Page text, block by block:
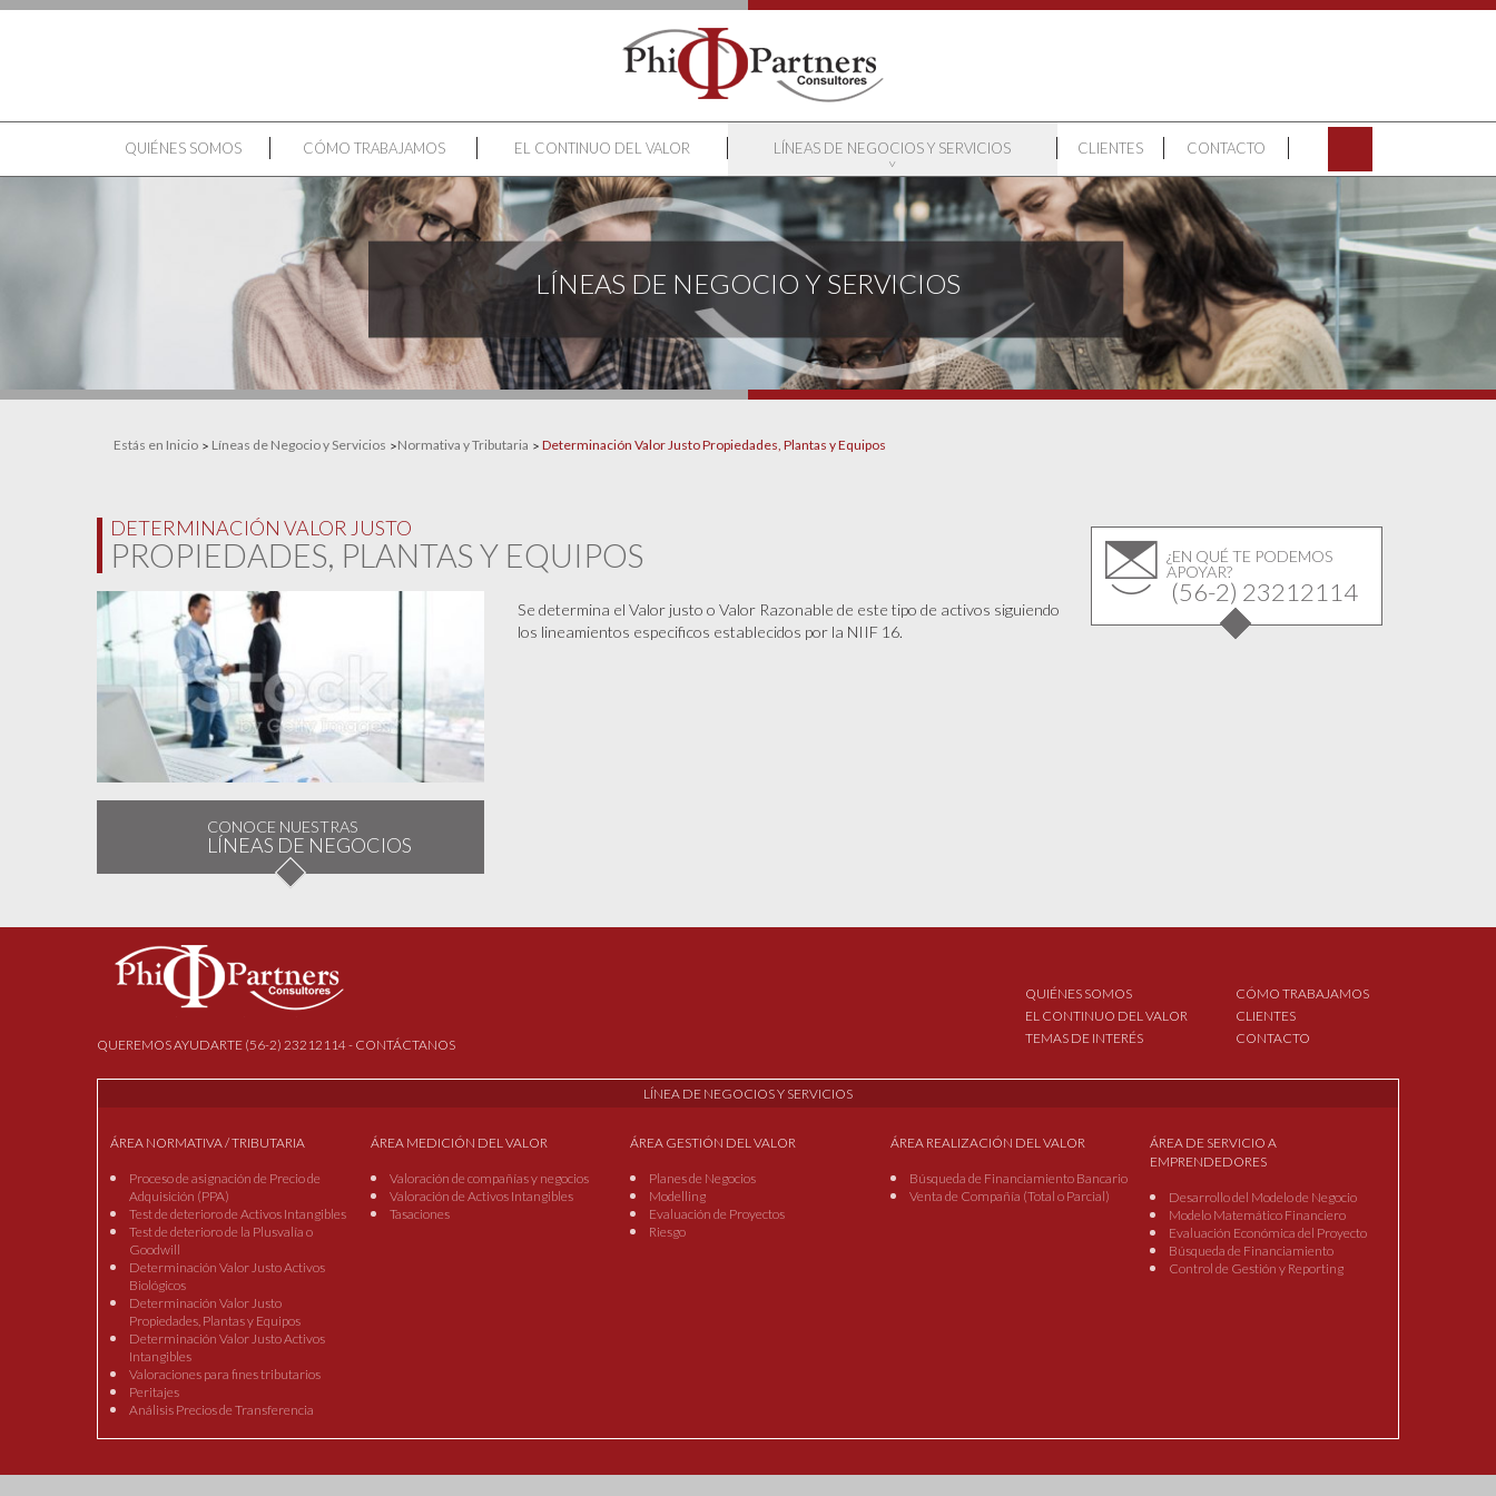
QUIÉNES SOMOS CÓMO TRABAJAMOS EL CONTINUO DEL VALOR LÍNEAS DE NEGOCIOS Y SERVICIOS CLIENTES CONTACTO
LÍNEAS DE NEGOCIO Y SERVICIOS
Estás en Inicio Líneas de Negocio y Servicios Normativa y Tributaria Determinación Valor Justo Propiedades, Plantas y Equipos
DETERMINACIÓN VALOR JUSTO
PROPIEDADES, PLANTAS Y EQUIPOS
CONOCE NUESTRAS
LÍNEAS DE NEGOCIOS
Se determina el Valor justo o Valor Razonable de este tipo de activos siguiendo
los lineamientos especificos establecidos por la NIIF 16.
¿EN QUÉ TE PODEMOS
APOYAR?
(56-2) 23212114
QUEREMOS AYUDARTE (56-2) 23212114 - CONTÁCTANOS
QUIÉNES SOMOS
CÓMO TRABAJAMOS
EL CONTINUO DEL VALOR
CLIENTES
TEMAS DE INTERÉS
CONTACTO
LÍNEA DE NEGOCIOS Y SERVICIOS
ÁREA NORMATIVA / TRIBUTARIA
Proceso de asignación de Precio de
Adquisición (PPA)
Test de deterioro de Activos Intangibles
Test de deterioro de la Plusvalía o
Goodwill
Determinación Valor Justo Activos
Biológicos
Determinación Valor Justo
Propiedades, Plantas y Equipos
Determinación Valor Justo Activos
Intangibles
Valoraciones para fines tributarios
Peritajes
Análisis Precios de Transferencia
ÁREA MEDICIÓN DEL VALOR
Valoración de compañías y negocios
Valoración de Activos Intangibles
Tasaciones
ÁREA GESTIÓN DEL VALOR
Planes de Negocios
Modelling
Evaluación de Proyectos
Riesgo
ÁREA REALIZACIÓN DEL VALOR
Búsqueda de Financiamiento Bancario
Venta de Compañía (Total o Parcial)
ÁREA DE SERVICIO A
EMPRENDEDORES
Desarrollo del Modelo de Negocio
Modelo Matemático Financiero
Evaluación Económica del Proyecto
Búsqueda de Financiamiento
Control de Gestión y Reporting